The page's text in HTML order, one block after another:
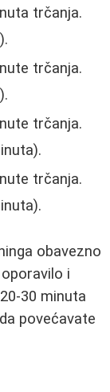
trčanja.
trčanja.
trčanja.
trčanja.
obavezno
i
30 minuta
povećavate